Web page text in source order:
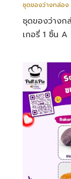
ชุดของว่างกล่อง
ชุดของว่างก
เกอรี่ 1 ชิ้น